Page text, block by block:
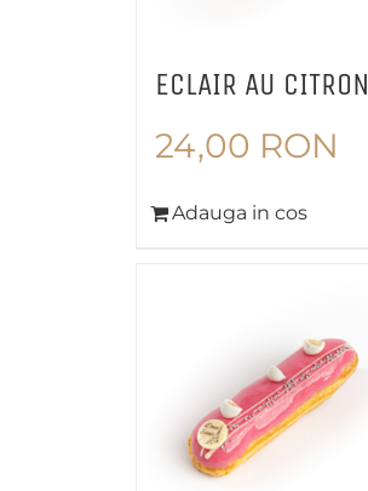
ECLAIR AU CITRON
24,00 RON
Adauga in cos